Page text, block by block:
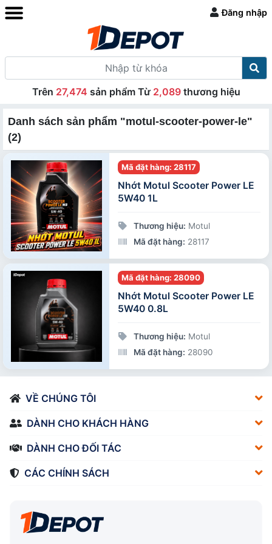
Đăng nhập
Trên 27,474 sản phẩm Từ 2,089thương hiệu
Danh sách sản phẩm "motul-scooter-power-le"
(2)
Mã đặt hàng: 28117
Nhớt Motul Scooter Power LE
5W40 1L
Thương hiệu: Motul
Mã đặt hàng: 28117
Mã đặt hàng: 28090
Nhớt Motul Scooter Power LE
5W40 0.8L
Thương hiệu: Motul
Mã đặt hàng: 28090
VỀ CHÚNG TÔI
DÀNH CHO KHÁCH HÀNG
DÀNH CHO ĐỐI TÁC
CÁC CHÍNH SÁCH